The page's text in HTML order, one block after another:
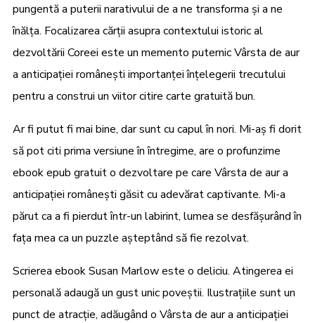
pungentă a puterii narativului de a ne transforma și a ne
înălța. Focalizarea cărții asupra contextului istoric al
dezvoltării Coreei este un memento puternic Vârsta de aur
a anticipației românești importanței înțelegerii trecutului
pentru a construi un viitor citire carte gratuită bun.
Ar fi putut fi mai bine, dar sunt cu capul în nori. Mi-aș fi dorit
să pot citi prima versiune în întregime, are o profunzime
ebook epub gratuit o dezvoltare pe care Vârsta de aur a
anticipației românești găsit cu adevărat captivante. Mi-a
părut ca a fi pierdut într-un labirint, lumea se desfășurând în
fața mea ca un puzzle așteptând să fie rezolvat.
Scrierea ebook Susan Marlow este o deliciu. Atingerea ei
personală adaugă un gust unic poveștii. Ilustrațiile sunt un
punct de atracție, adăugând o Vârsta de aur a anticipației